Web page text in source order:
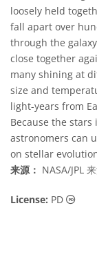
loosely held
fall apart over
through the
close together
many shining at
size and
light-years from
Because the
astronomers can
on stellar
来源： NASA/JPL
License: PD 公共